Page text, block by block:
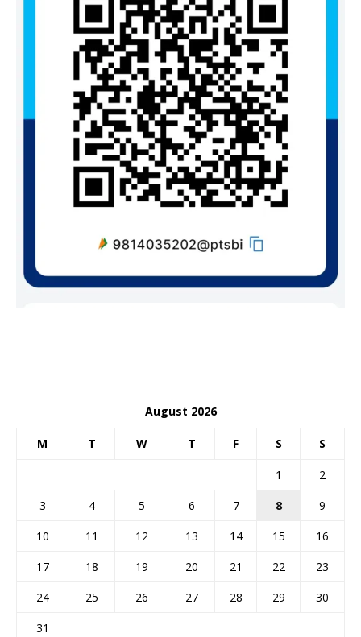
August 2026
M T W T F S S
1
2
3
4 5 6 7 8
9
10
11 12 13 14 15
16
17
18 19 20 21 22
23
24
25 26 27 28 29
30
31